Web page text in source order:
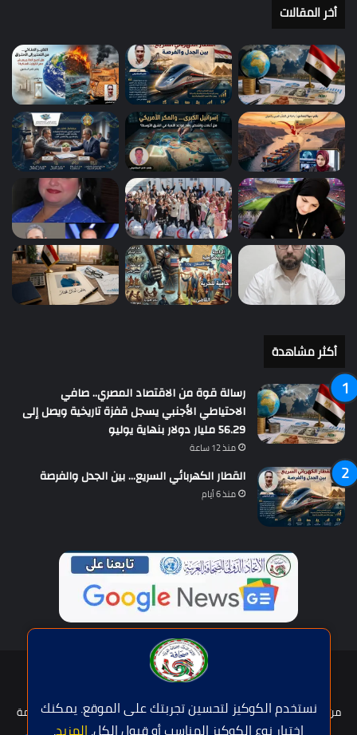
نستخدم الكوكيز لتحسين تجربتك على الموقع. يمكنك
اختيار نوع الكوكيز المناسب أو قبول الكل. المزيد.
أخر المقالات
أكثر مشاهدة
رسالة قوة من الاقتصاد المصري.. صافي
الاحتياطي الأجنبي يسجل قفزة تاريخية ويصل إلى
56.29 مليار دولار بنهاية يوليو
منذ 12 ساعة
القطار الكهربائي السريع… بين الجدل والفرصة
منذ 6 أيام
حقوق النشر © | جميع الحقوق محفوظة للاتحاد الدولى للصحافة العربية
من نحن؟ هيئة التحرير عضوية الإتحاد سياسة الخصوصية شروط الخدمة
للإعلان اتصل بنا